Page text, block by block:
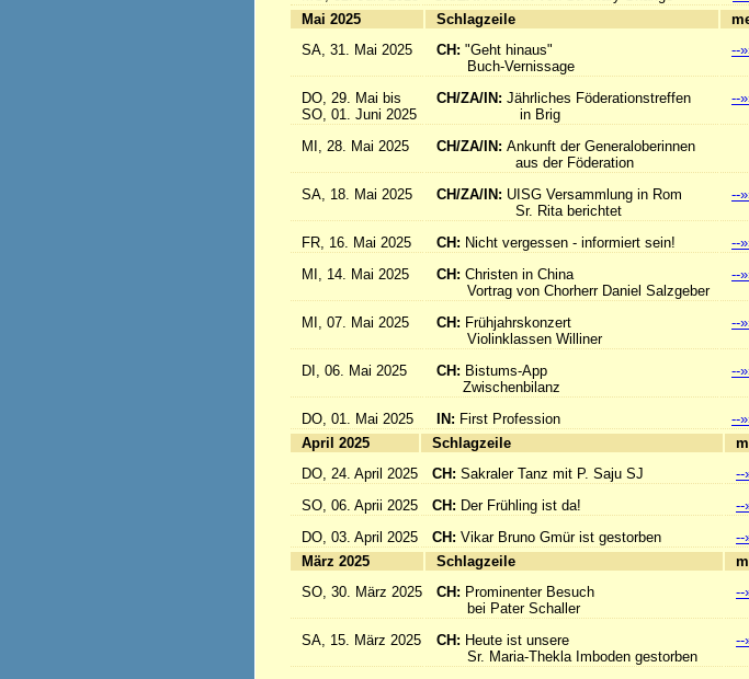
Mai 2025
Schlagzeile
SA, 31. Mai 2025
CH: "Geht hinaus"
Buch-Vernissage
--
DO, 29. Mai bis
SO, 01. Juni 2025
CH/ZA/IN: Jährliches Föderationstreffen
in Brig
--
MI, 28. Mai 2025 CH/ZA/IN: Ankunft der Generaloberinnen
aus der Föderation
SA, 18. Mai 2025
CH/ZA/IN: UISG Versammlung in Rom
Sr. Rita berichtet
--
FR, 16. Mai 2025 CH: Nicht vergessen - informiert sein!
--
MI, 14. Mai 2025
CH: Christen in China
Vortrag von Chorherr Daniel Salzgeber
--
MI, 07. Mai 2025 CH: Frühjahrskonzert
Violinklassen Williner
--
DI, 06. Mai 2025 CH: Bistums-App
Zwischenbilanz
--
DO, 01. Mai 2025 IN: First Profession
--
April 2025
Schlagzeile
DO, 24. April 2025
CH: Sakraler Tanz mit P. Saju SJ
--
SO, 06. Aprii 2025
CH: Der Frühling ist da!
--
DO, 03. April 2025
CH: Vikar Bruno Gmür ist gestorben
--
März 2025
Schlagzeile
SO, 30. März 2025
CH: Prominenter Besuch
bei Pater Schaller
--
SA, 15. März 2025 CH: Heute ist unsere
Sr. Maria-Thekla Imboden gestorben
--